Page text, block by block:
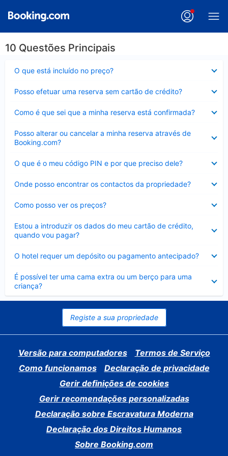
10 Questões Principais
O que está incluído no preço?
fechado
Posso efetuar uma reserva sem cartão de crédito?
fechado
Como é que sei que a minha reserva está confirmada?
fechado
Posso alterar ou cancelar a minha reserva através de
Booking.com?
fechado
O que é o meu código PIN e por que preciso dele?
fechado
Onde posso encontrar os contactos da propriedade?
fechado
Como posso ver os preços?
fechado
Estou a introduzir os dados do meu cartão de crédito,
quando vou pagar?
fechado
O hotel requer um depósito ou pagamento antecipado?
fechado
É possível ter uma cama extra ou um berço para uma
criança?
Elemento
fechado
Registe a sua propriedade
Versão para computadores
Termos de Serviço
Como funcionamos
Declaração de privacidade
Gerir definições de cookies
Gerir recomendações personalizadas
Declaração sobre Escravatura Moderna
Declaração dos Direitos Humanos
Sobre Booking.com